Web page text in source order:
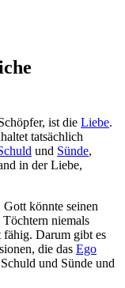
ist die Liebe.
tatsächlich
und Sünde,
in der Liebe,
könnte seinen
niemals
fähig. Darum gibt es
die das Ego
und Sünde und